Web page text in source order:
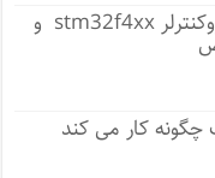
راه اندازی واحد ADC میکروکنترلر stm32f4xx و
کار می کند